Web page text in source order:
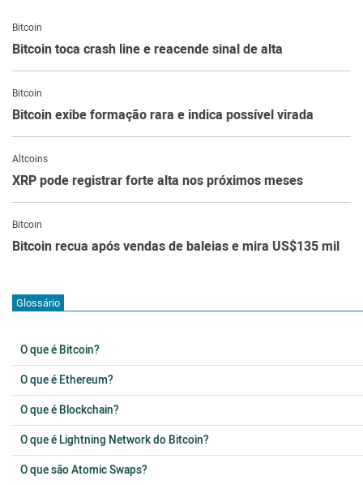
Bitcoin
Bitcoin toca crash line e reacende sinal de alta
Bitcoin
Bitcoin exibe formação rara e indica possível virada
Altcoins
XRP pode registrar forte alta nos próximos meses
Bitcoin
Bitcoin recua após vendas de baleias e mira US$135 mil
Glossário
O que é Bitcoin?
O que é Ethereum?
O que é Blockchain?
O que é Lightning Network do Bitcoin?
O que são Atomic Swaps?